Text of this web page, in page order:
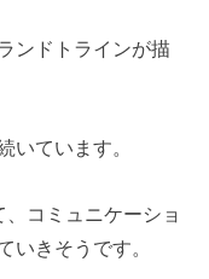
ンドトラインが描
いています。
コミュニケーショ
いきそうです。